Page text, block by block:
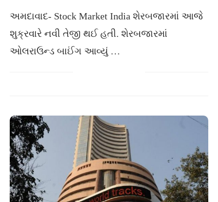
અમદાવાદ- Stock Market India શેરબજારમાં આજે
શુક્રવારે નવી તેજી થઈ હતી. શેરબજારમાં
ઓલરાઉન્ડ બાઈંગ આવ્યું …